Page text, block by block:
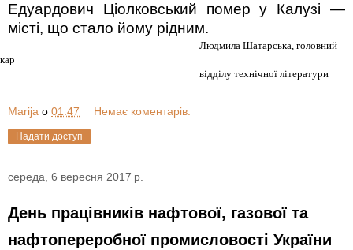
Едуардович Ціолковський пoмер у Калузі —
місті, що стало йому рідним.
Людмила Шатарська, головний
відділу технічної літератури
Marija о 01:47 Немає коментарів:
Надати доступ
середа, 6 вересня 2017 р.
День працівників нафтової, газової та
нафтопереробної промисловості України